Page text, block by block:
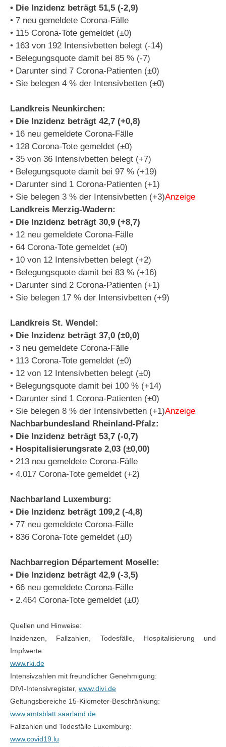
• Die Inzidenz beträgt 51,5 (-2,9)
• 7 neu gemeldete Corona-Fälle
• 115 Corona-Tote gemeldet (±0)
• 163 von 192 Intensivbetten belegt (-14)
• Belegungsquote damit bei 85 % (-7)
• Darunter sind 7 Corona-Patienten (±0)
• Sie belegen 4 % der Intensivbetten (±0)
Landkreis Neunkirchen:
• Die Inzidenz beträgt 42,7 (+0,8)
• 16 neu gemeldete Corona-Fälle
• 128 Corona-Tote gemeldet (±0)
• 35 von 36 Intensivbetten belegt (+7)
• Belegungsquote damit bei 97 % (+19)
• Darunter sind 1 Corona-Patienten (+1)
• Sie belegen 3 % der Intensivbetten (+3)Anzeige
Landkreis Merzig-Wadern:
• Die Inzidenz beträgt 30,9 (+8,7)
• 12 neu gemeldete Corona-Fälle
• 64 Corona-Tote gemeldet (±0)
• 10 von 12 Intensivbetten belegt (+2)
• Belegungsquote damit bei 83 % (+16)
• Darunter sind 2 Corona-Patienten (+1)
• Sie belegen 17 % der Intensivbetten (+9)
Landkreis St. Wendel:
• Die Inzidenz beträgt 37,0 (±0,0)
• 3 neu gemeldete Corona-Fälle
• 113 Corona-Tote gemeldet (±0)
• 12 von 12 Intensivbetten belegt (±0)
• Belegungsquote damit bei 100 % (+14)
• Darunter sind 1 Corona-Patienten (±0)
• Sie belegen 8 % der Intensivbetten (+1)Anzeige
Nachbarbundesland Rheinland-Pfalz:
• Die Inzidenz beträgt 53,7 (-0,7)
• Hospitalisierungsrate 2,03 (±0,00)
• 213 neu gemeldete Corona-Fälle
• 4.017 Corona-Tote gemeldet (+2)
Nachbarland Luxemburg:
• Die Inzidenz beträgt 109,2 (-4,8)
• 77 neu gemeldete Corona-Fälle
• 836 Corona-Tote gemeldet (±0)
Nachbarregion Département Moselle:
• Die Inzidenz beträgt 42,9 (-3,5)
• 66 neu gemeldete Corona-Fälle
• 2.464 Corona-Tote gemeldet (±0)
Quellen und Hinweise:
Inzidenzen, Fallzahlen, Todesfälle, Hospitalisierung und
Impfwerte:
www.rki.de
Intensivzahlen mit freundlicher Genehmigung:
DIVI-Intensivregister, www.divi.de
Geltungsbereiche 15-Kilometer-Beschränkung:
www.amtsblatt.saarland.de
Fallzahlen und Todesfälle Luxemburg:
www.covid19.lu